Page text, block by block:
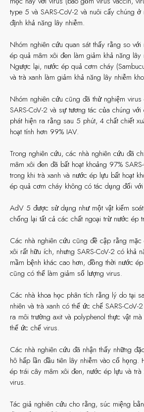
type 5 và SARS-CoV-2 và nuôi cấy chúng
định khả năng lây nhiễm.
Nhóm nghiên cứu quan sát thấy rằng so
ép quả mâm xôi đen làm giảm khả năng
Ngược lại, nước ép quả cơm cháy
và trà xanh làm giảm khả năng lây nhiễm
Nhóm nghiên cứu cũng đã thử nghiệm
SARS-CoV-2 và sự tương tác của chúng
phát hiện ra rằng sau 5 phút, 4 chất chiết
hoạt tính hơn 99% IAV.
Trong nghiên cứu, các nhà nghiên cứu đã
mâm xôi đen đã bất hoạt khoảng 97%
trong khi trà xanh và nước ép lựu bất hoạt
ép quả cơm cháy không có tác dụng đối với
AdV 5 được sử dụng như một vật kiểm
chống lại tất cả các chất ngoại trừ nước ép
Các nhà nghiên cứu cũng đề cập rằng
xôi rất hữu ích, nhưng SARS-CoV-2 có khả
mầm bệnh khác cao hơn, đồng thời nước
cũng có thể làm giảm số lượng virus.
Các nhà khoa học phân tích rằng lý do tại
nhiên và trà xanh có thể ức chế SARS-CoV-
ra môi trường axit và polyphenol thực vật
thể ức chế virus.
Các nhà nghiên cứu đã nhận thấy những
hô hấp lần đầu tiên lây nhiễm vào cổ họng.
ép trái cây mâm xôi đen, nước ép lựu và
virus.
Tác giả nghiên cứu cho rằng, súc miệng